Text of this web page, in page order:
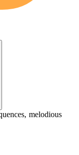
melodious